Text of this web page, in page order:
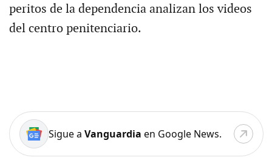
peritos de la dependencia analizan los videos
del centro penitenciario.
Sigue a Vanguardia en Google News.